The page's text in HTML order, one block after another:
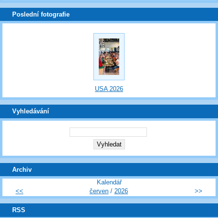
Poslední fotografie
USA 2026
Vyhledávání
Archiv
Kalendář
<<
červen / 2026 >>
RSS